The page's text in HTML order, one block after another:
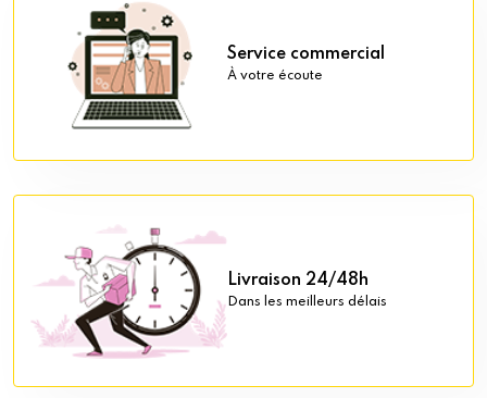
Service commercial
À votre écoute
Livraison 24/48h
Dans les meilleurs délais